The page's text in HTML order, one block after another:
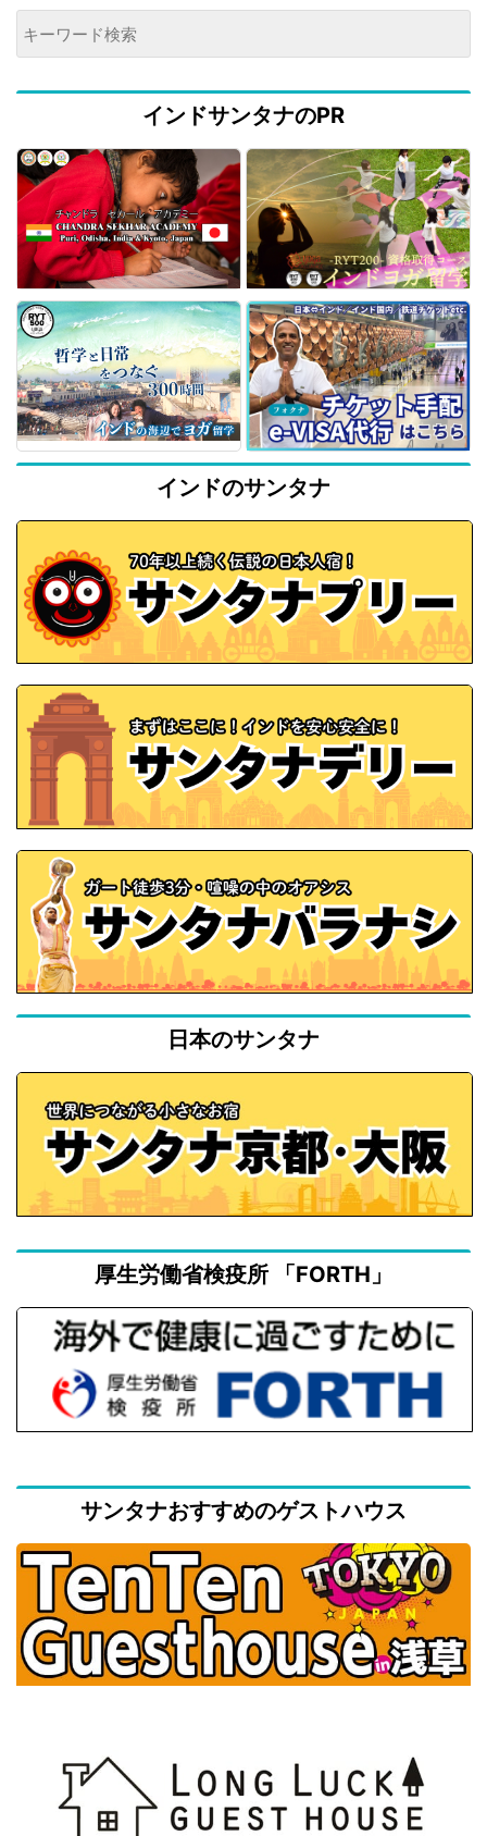
インドサンタナのPR
インドのサンタナ
日本のサンタナ
厚生労働省検疫所 「FORTH」
サンタナおすすめのゲストハウス